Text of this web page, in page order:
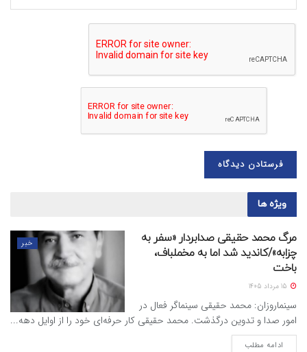
ویژه ها
خبر
مرگ محمد حقیقی صدابردار «سفر به
چزابه»/کاندید شد اما به مخملباف،
باخت
سینماروزان: محمد حقیقی سینماگر فعال در
امور صدا و تدوین درگذشت. محمد حقیقی کار حرفه‌ای خود را از اوایل دهه...
ادامه مطلب